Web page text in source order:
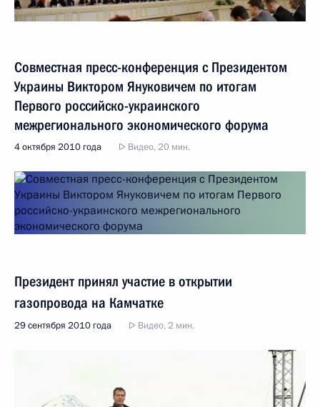
Совместная пресс-конференция с Президентом
Украины Виктором Януковичем по итогам
Первого российско-украинского
межрегионального экономического форума
4 октября 2010 года Видео, 20 мин.
Президент принял участие в открытии
газопровода на Камчатке
29 сентября 2010 года Видео, 2 мин.